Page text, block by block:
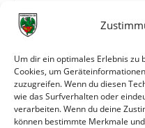
Um dir ein optimales Erlebnis zu
Cookies, um
zuzugreifen. Wenn du diesen
wie das Surfverhalten oder
verarbeiten. Wenn du deine
können bestimmte Merkmale
Tore
Schiedsrichter